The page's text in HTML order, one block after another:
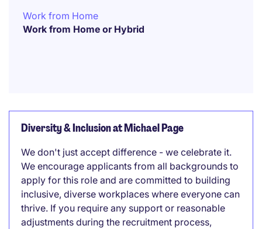
Work from Home
Work from Home or Hybrid
Diversity & Inclusion at Michael Page
We don't just accept difference - we celebrate it.
We encourage applicants from all backgrounds to
apply for this role and are committed to building
inclusive, diverse workplaces where everyone can
thrive. If you require any support or reasonable
adjustments during the recruitment process,